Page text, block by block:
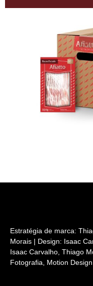
Estratégia de marca:
Morais | Design: Isaac
Isaac Carvalho, Thiago
Fotografia, Motion